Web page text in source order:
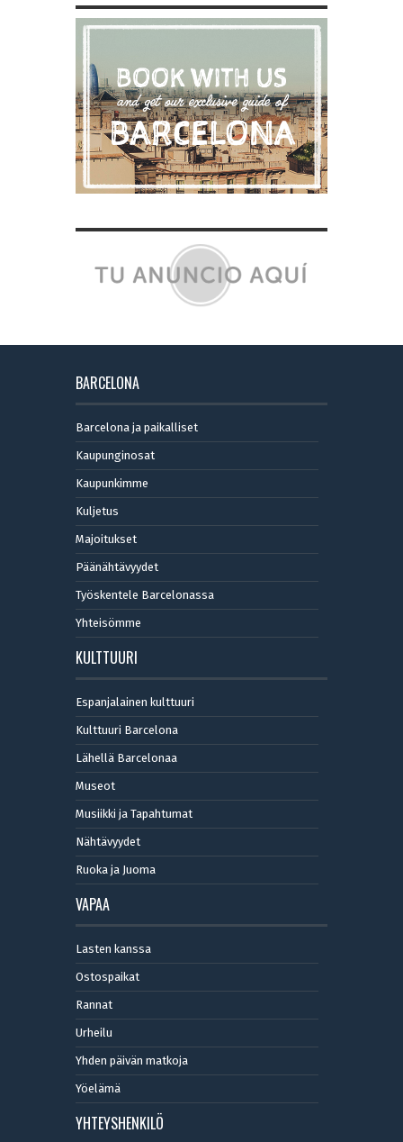
BARCELONA
Barcelona ja paikalliset
Kaupunginosat
Kaupunkimme
Kuljetus
Majoitukset
Päänähtävyydet
Työskentele Barcelonassa
Yhteisömme
KULTTUURI
Espanjalainen kulttuuri
Kulttuuri Barcelona
Lähellä Barcelonaa
Museot
Musiikki ja Tapahtumat
Nähtävyydet
Ruoka ja Juoma
VAPAA
Lasten kanssa
Ostospaikat
Rannat
Urheilu
Yhden päivän matkoja
Yöelämä
YHTEYSHENKILÖ